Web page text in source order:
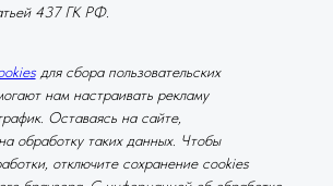
для сбора пользовательских
нам настраивать рекламу
Оставаясь на сайте,
обработку таких данных. Чтобы
отключите сохранение cookies
437 ГК РФ.